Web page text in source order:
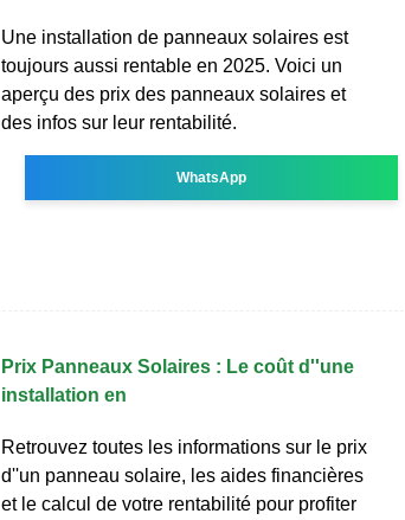
Une installation de panneaux solaires est
toujours aussi rentable en 2025. Voici un
aperçu des prix des panneaux solaires et
des infos sur leur rentabilité.
WhatsApp
Prix Panneaux Solaires : Le coût d''une
installation en
Retrouvez toutes les informations sur le prix
d''un panneau solaire, les aides financières
et le calcul de votre rentabilité pour profiter